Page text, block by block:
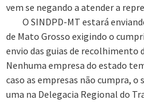
vem se negando a atender a
O SINDPD-MT estará
de Mato Grosso exigindo o
envio das guias de recolhimento
Nenhuma empresa do estado
caso as empresas não cumpra,
uma na Delegacia Regional do